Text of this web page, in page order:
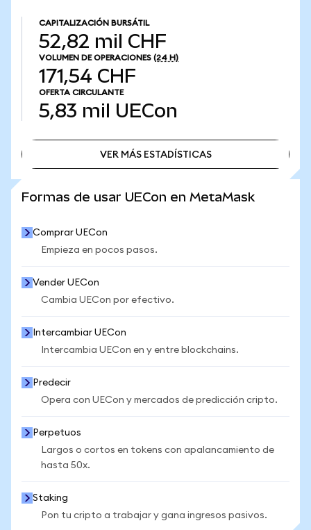
CAPITALIZACIÓN BURSÁTIL
52,82 mil CHF
VOLUMEN DE OPERACIONES (24 H)
171,54 CHF
OFERTA CIRCULANTE
5,83 mil UECon
VER MÁS ESTADÍSTICAS
Formas de usar UECon en MetaMask
Comprar UECon
Empieza en pocos pasos.
Vender UECon
Cambia UECon por efectivo.
Intercambiar UECon
Intercambia UECon en y entre blockchains.
Predecir
Opera con UECon y mercados de predicción cripto.
Perpetuos
Largos o cortos en tokens con apalancamiento de
hasta 50x.
Staking
Pon tu cripto a trabajar y gana ingresos pasivos.